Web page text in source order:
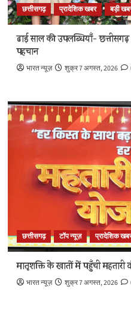
छत्तीसगढ़ प्रादेशिक खबर बड़ी
ढाई साल की उपलब्धियाँ-
पहचान
भारत न्यूज़ शुक्र 7 अगस्त, 2026
छत्तीसगढ़ टॉप न्यूज़ प्रादेशिक
मातृशक्ति के खातों में पहुँची
भारत न्यूज़ शुक्र 7 अगस्त, 2026